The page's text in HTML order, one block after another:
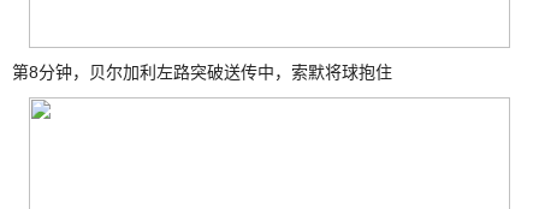
第8分钟，贝尔加利左路突破送传中，索默将球抱住